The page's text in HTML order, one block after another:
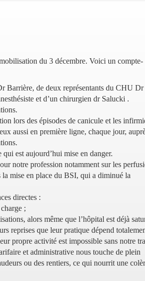
du 3 décembre. Voici un compte-
Barrière, de deux représentants du CHU Dr
et d’un chirurgien dr Salucki .
lors des épisodes de canicule et les
aussi en première ligne, chaque jour,
est aujourd’hui mise en danger.
notre profession notamment sur les
la mise en place du BSI, qui a diminué la
directes :
;
alors même que l’hôpital est déjà
reprises que leur pratique dépend
propre activité est impossible sans notre
et administrative nous touche de plein
ou des rentiers, ce qui nourrit une